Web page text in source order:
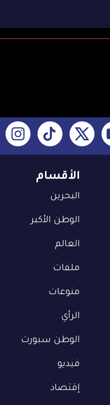
الأقسام
البحرين
الوطن الأكبر
العالم
ملفات
منوعات
الرأي
الوطن سبورت
فيديو
إقتصاد